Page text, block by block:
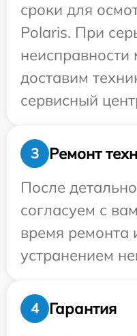
сроки для
Polaris. При
доставим
сервисный
3
Ремонт
После
согласуем с
время ремонта
устранением
4
Гарантия